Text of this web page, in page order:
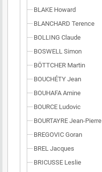
BLAKE Howard
BLANCHARD Terence
BOLLING Claude
BOSWELL Simon
BÖTTCHER Martin
BOUCHÉTY Jean
BOUHAFA Amine
BOURCE Ludovic
BOURTAYRE Jean-Pierre
BREGOVIC Goran
BREL Jacques
BRICUSSE Leslie